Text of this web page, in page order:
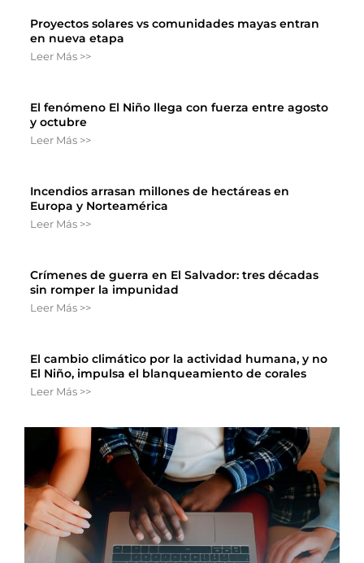
Proyectos solares vs comunidades mayas entran
en nueva etapa
Leer Más >>
El fenómeno El Niño llega con fuerza entre agosto
y octubre
Leer Más >>
Incendios arrasan millones de hectáreas en
Europa y Norteamérica
Leer Más >>
Crímenes de guerra en El Salvador: tres décadas
sin romper la impunidad
Leer Más >>
El cambio climático por la actividad humana, y no
El Niño, impulsa el blanqueamiento de corales
Leer Más >>